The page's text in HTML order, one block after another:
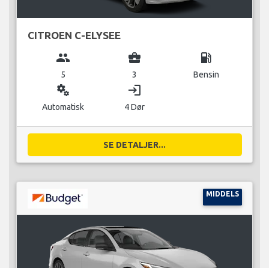
CITROEN C-ELYSEE
group
5
business_center
3
local_gas_station
Bensin
miscellaneous_services
Automatisk
login
4 Dør
SE DETALJER...
MIDDELS